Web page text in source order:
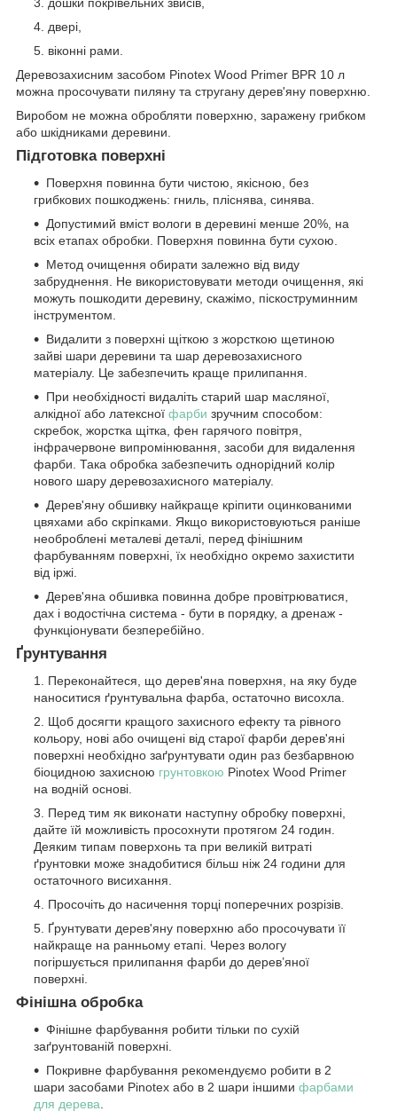
дошки покрівельних звисів,
двері,
віконні рами.
Деревозахисним засобом Pinotex Wood Primer BPR 10 л
можна просочувати пиляну та стругану дерев'яну поверхню.
Виробом не можна обробляти поверхню, заражену грибком
або шкідниками деревини.
Підготовка поверхні
Поверхня повинна бути чистою, якісною, без
грибкових пошкоджень: гниль, пліснява, синява.
Допустимий вміст вологи в деревині менше 20%, на
всіх етапах обробки. Поверхня повинна бути сухою.
Метод очищення обирати залежно від виду
забруднення. Не використовувати методи очищення, які
можуть пошкодити деревину, скажімо, піскоструминним
інструментом.
Видалити з поверхні щіткою з жорсткою щетиною
зайві шари деревини та шар деревозахисного
матеріалу. Це забезпечить краще прилипання.
При необхідності видаліть старий шар масляної,
алкідної або латексної фарби зручним способом:
скребок, жорстка щітка, фен гарячого повітря,
інфрачервоне випромінювання, засоби для видалення
фарби. Така обробка забезпечить однорідний колір
нового шару деревозахисного матеріалу.
Дерев'яну обшивку найкраще кріпити оцинкованими
цвяхами або скріпками. Якщо використовуються раніше
необроблені металеві деталі, перед фінішним
фарбуванням поверхні, їх необхідно окремо захистити
від іржі.
Дерев'яна обшивка повинна добре провітрюватися,
дах і водостічна система - бути в порядку, а дренаж -
функціонувати безперебійно.
Ґрунтування
Переконайтеся, що дерев'яна поверхня, на яку буде
наноситися ґрунтувальна фарба, остаточно висохла.
Щоб досягти кращого захисного ефекту та рівного
кольору, нові або очищені від старої фарби дерев'яні
поверхні необхідно заґрунтувати один раз безбарвною
біоцидною захисною грунтовкою Pinotex Wood Primer
на водній основі.
Перед тим як виконати наступну обробку поверхні,
дайте їй можливість просохнути протягом 24 годин.
Деяким типам поверхонь та при великій витраті
ґрунтовки може знадобитися більш ніж 24 години для
остаточного висихання.
Просочіть до насичення торці поперечних розрізів.
Ґрунтувати дерев'яну поверхню або просочувати її
найкраще на ранньому етапі. Через вологу
погіршується прилипання фарби до дерев’яної
поверхні.
Фінішна обробка
Фінішне фарбування робити тільки по сухій
заґрунтованій поверхні.
Покривне фарбування рекомендуємо робити в 2
шари засобами Pinotex або в 2 шари іншими фарбами
для дерева